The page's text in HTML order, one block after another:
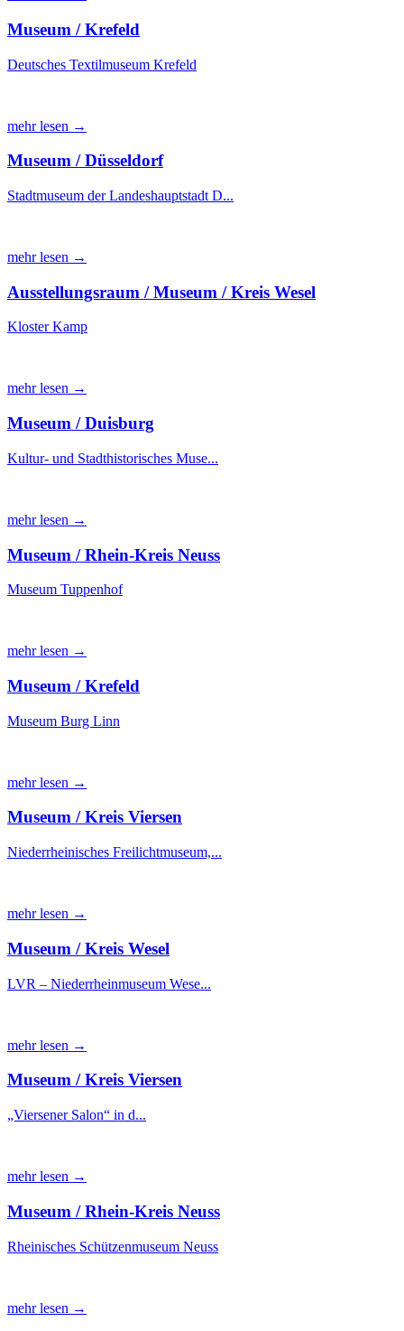
Museum / Krefeld
Deutsches Textilmuseum Krefeld
mehr lesen →
Museum / Düsseldorf
Stadtmuseum der Landeshauptstadt D...
mehr lesen →
Ausstellungsraum / Museum / Kreis Wesel
Kloster Kamp
mehr lesen →
Museum / Duisburg
Kultur- und Stadthistorisches Muse...
mehr lesen →
Museum / Rhein-Kreis Neuss
Museum Tuppenhof
mehr lesen →
Museum / Krefeld
Museum Burg Linn
mehr lesen →
Museum / Kreis Viersen
Niederrheinisches Freilichtmuseum,...
mehr lesen →
Museum / Kreis Wesel
LVR – Niederrheinmuseum Wese...
mehr lesen →
Museum / Kreis Viersen
„Viersener Salon“ in d...
mehr lesen →
Museum / Rhein-Kreis Neuss
Rheinisches Schützenmuseum Neuss
mehr lesen →